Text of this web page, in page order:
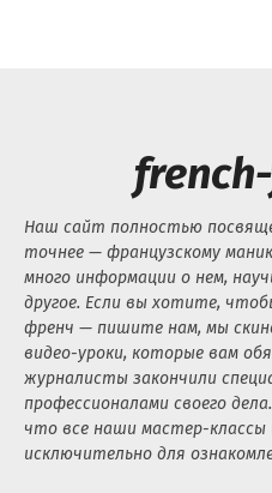
Наш сайт полностью
точнее — французскому
много информации о нем,
другое. Если вы хотите,
френч — пишите нам, мы
видео-уроки, которые вам
журналисты закончили
профессионалами своего
что все наши мастер-классы
исключительно для